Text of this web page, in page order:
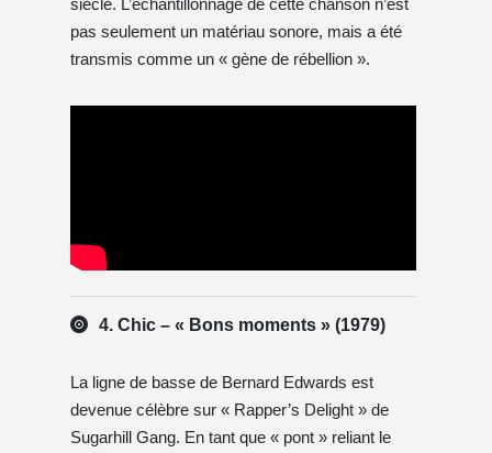
pas seulement un matériau sonore, mais a été
transmis comme un « gène de rébellion ».
4. Chic – « Bons moments » (1979)
La ligne de basse de Bernard Edwards est
devenue célèbre sur « Rapper’s Delight » de
Sugarhill Gang. En tant que « pont » reliant le